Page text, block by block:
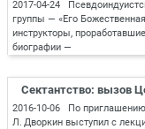
2017-04-24
группы — «Его
инструкторы,
биографии —
Сектантство: вызов
2016-10-06 По
Л. Дворкин выступил с